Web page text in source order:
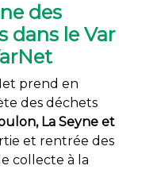
des
dans le Var
prend en
des déchets
La Seyne et
et rentrée des
collecte à la